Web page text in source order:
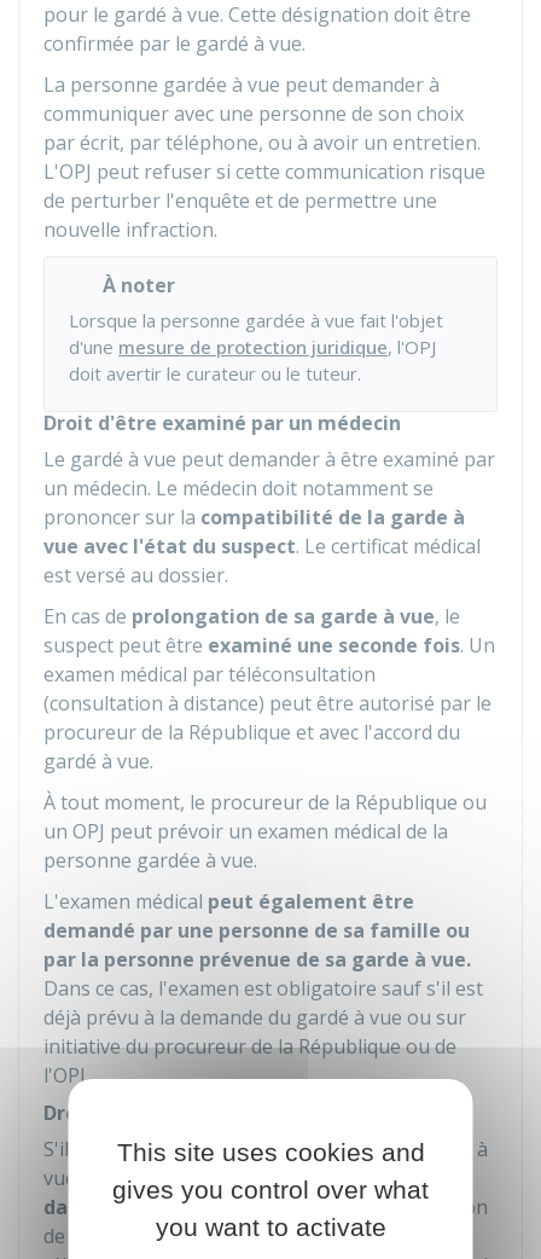
pour le gardé à vue. Cette désignation doit être
confirmée par le gardé à vue.
La personne gardée à vue peut demander à
communiquer avec une personne de son choix
par écrit, par téléphone, ou à avoir un entretien.
L'OPJ peut refuser si cette communication risque
de perturber l'enquête et de permettre une
nouvelle infraction.
À noter
Lorsque la personne gardée à vue fait l'objet
d'une mesure de protection juridique, l'OPJ
doit avertir le curateur ou le tuteur.
Droit d'être examiné par un médecin
Le gardé à vue peut demander à être examiné par
un médecin. Le médecin doit notamment se
prononcer sur la compatibilité de la garde à
vue avec l'état du suspect. Le certificat médical
est versé au dossier.
En cas de prolongation de sa garde à vue, le
suspect peut être examiné une seconde fois. Un
examen médical par téléconsultation
(consultation à distance) peut être autorisé par le
procureur de la République et avec l'accord du
gardé à vue.
À tout moment, le procureur de la République ou
un OPJ peut prévoir un examen médical de la
personne gardée à vue.
L'examen médical peut également être
demandé par une personne de sa famille ou
par la personne prévenue de sa garde à vue.
Dans ce cas, l'examen est obligatoire sauf s'il est
déjà prévu à la demande du gardé à vue ou sur
initiative du procureur de la République ou de
l'OPJ.
Droit d'être assisté par un interprète
S'il ne maîtrise pas la langue française, le gardé à
vue a le droit d'être assisté
par un interprète
dans une langue qu'il comprend. L'intervention
de l'interprète peut se faire par un moyen de
This site uses cookies and
gives you control over what
you want to activate